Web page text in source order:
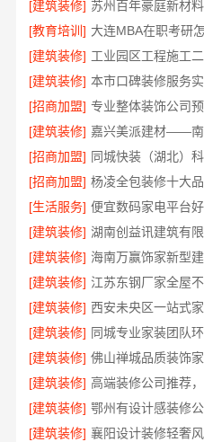
[建筑装修]
[教育培训] 大连MBA在职考研
[建筑装修]
[建筑装修]
[招商加盟]
[建筑装修] 嘉兴美派建材——南
[招商加盟]
[招商加盟]
[生活服务]
[建筑装修] 湖南创益讯建筑有
[建筑装修]
[建筑装修]
[建筑装修]
[建筑装修]
[建筑装修]
[建筑装修] 高端装修公司推荐
[建筑装修]
[建筑装修]